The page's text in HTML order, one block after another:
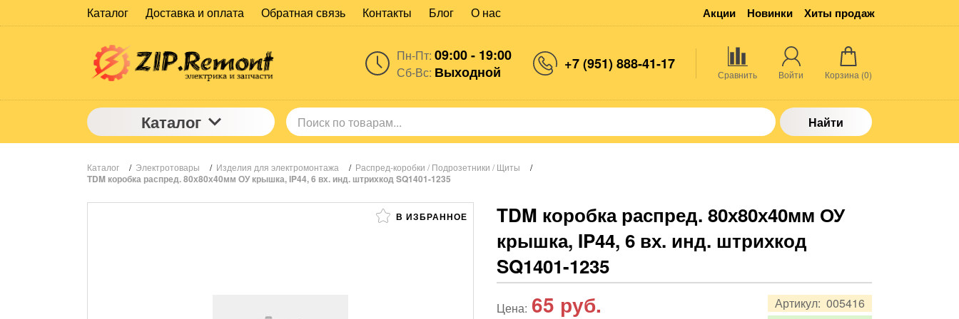
Каталог Доставка и оплата Обратная связь Контакты Блог О нас Акции Новинки Хиты продаж
Пн-Пт: 09:00 - 19:00
Сб-Вс: Выходной +7 (951) 888-41-17
Сравнить Войти Корзина (0)
Каталог Найти
Каталог / Электротовары / Изделия для электромонтажа / Распред-коробки / Подрозетники / Щиты /
TDM коробка распред. 80х80х40мм ОУ крышка, IP44, 6 вх. инд. штрихкод SQ1401-1235
В ИЗБРАННОЕ
TDM коробка распред. 80х80х40мм ОУ
крышка, IP44, 6 вх. инд. штрихкод
SQ1401-1235
Артикул: 005416
Цена: 65 руб.